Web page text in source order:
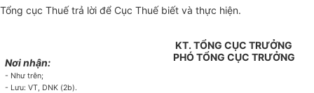
Tổng cục Thuế trả lời để Cục Thuế biết và thực hiện.
Nơi nhận:
- Như trên;
- Lưu: VT, DNK (2b).
KT. TỔNG CỤC TRƯỞNG
PHÓ TỔNG CỤC TRƯỞNG